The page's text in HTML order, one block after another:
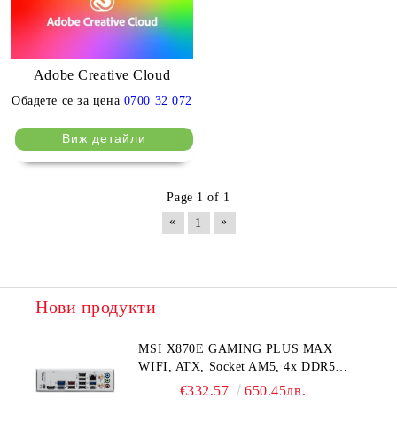
Adobe Creative Cloud
Обадете се за цена 0700 32 072
Виж детайли
Page 1 of 1
«
1 »
Нови продукти
MSI X870E GAMING PLUS MAX
WIFI, ATX, Socket AM5, 4x DDR5
Dual Channel DDR5 up to
€332.57 650.45лв.